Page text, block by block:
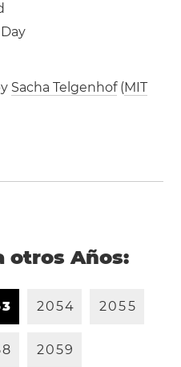
Sacha Telgenhof(MIT
otros Años:
3 2054 2055
8 2059